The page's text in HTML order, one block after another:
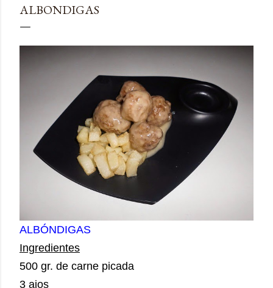
ALBONDIGAS
ALBÓNDIGAS
Ingredientes
500 gr. de carne picada
3 ajos